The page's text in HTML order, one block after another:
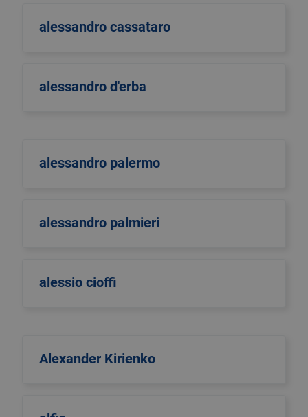
alessandro cassataro
alessandro d'erba
alessandro palermo
alessandro palmieri
alessio cioffi
Alexander Kirienko